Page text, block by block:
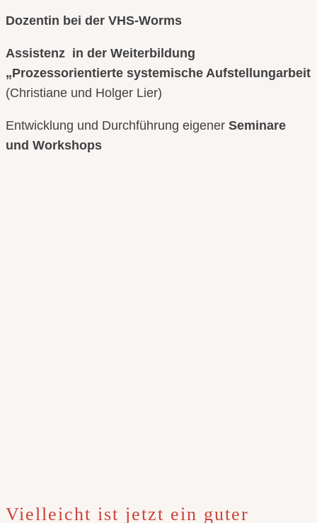
Dozentin bei der VHS-Worms
Assistenz in der Weiterbildung
„Prozessorientierte systemische Aufstellungarbeit
(Christiane und Holger Lier)
Entwicklung und Durchführung eigener Seminare
und Workshops
Vielleicht ist jetzt ein guter